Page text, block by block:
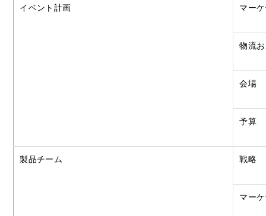
イベント計画 マー
物流
会場
予算
製品チーム 戦略
マー